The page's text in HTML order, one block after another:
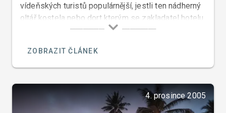
vídeňských turistů populárnější, jestli ten nádherný
oltář kostela nebo dort kterým se zakladatel hotelu
Sacher proslavil.
ZOBRAZIT ČLÁNEK
4. prosince 2005